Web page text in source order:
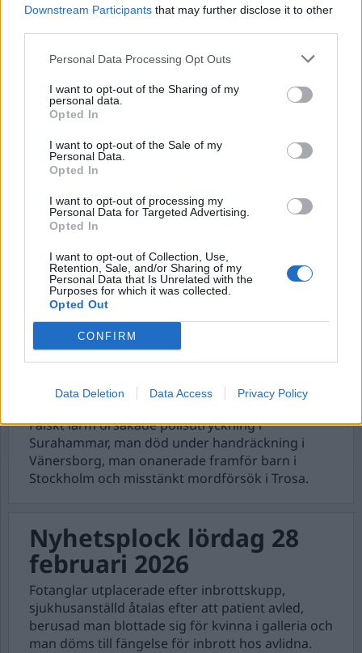
Downstream Participants that may further disclose it to other
Personal Data Processing Opt Outs
I want to opt-out of the Sharing of my
personal data.
Opted In
I want to opt-out of the Sale of my
Personal Data.
Opted In
I want to opt-out of processing my
Personal Data for Targeted Advertising.
Opted In
I want to opt-out of Collection, Use,
Retention, Sale, and/or Sharing of my
Personal Data that Is Unrelated with the
Purposes for which it was collected.
Opted Out
CONFIRM
Data Deletion Data Access Privacy Policy
Nyhetsplock tisdag 9
juni 2026
Kvinna åtalas efter att barn dog i brand, bråk vid
misstänkt påkörning i Uppsala, två män gripna
polis åtalas för våldtäkt mot kollega.
Nyhetsplock onsdag 8
april 2026
Handgranat hittad vid Skeppsbron i Malmö, polis
åtalas för sexuellt ofredande, säkerhetszon i
Stockholm förlängs och 18-åring åtalas för att ha
lagt ut morduppdrag på krypterad app.
Nyhetsplock fredag 13
mars 2026
Falskt larm orsakade polisutryckning i
Surahammar, man död under handräckning i
Vänersborg, man onanerade framför barn i
Stockholm och misstänkt mordförsök i Trosa.
Nyhetsplock lördag 28
februari 2026
Fotanglar utplacerade efter inbrottskupp,
sjukhusanställd åtalas efter att patient avled,
berusad man blottade sig för kvinna i galleria och
man döms till fängelse för inbrott hos avlidna.